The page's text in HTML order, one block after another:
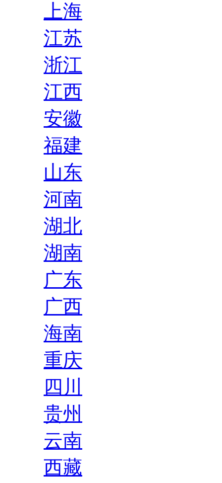
上海
江苏
浙江
江西
安徽
福建
山东
河南
湖北
湖南
广东
广西
海南
重庆
四川
贵州
云南
西藏